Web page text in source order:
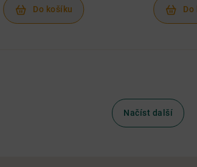
Do košíku Do
Načíst další